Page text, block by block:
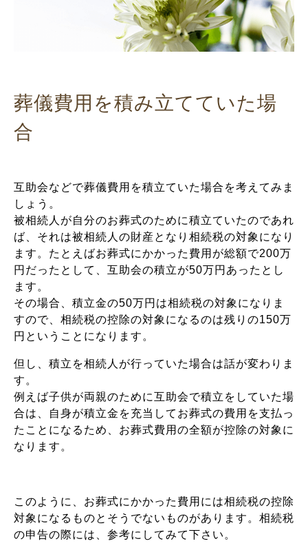
葬儀費用を積み立てていた場
合
互助会などで葬儀費用を積立ていた場合を考えてみま
しょう。
被相続人が自分のお葬式のために積立ていたのであれ
ば、それは被相続人の財産となり相続税の対象になり
ます。たとえばお葬式にかかった費用が総額で200万
円だったとして、互助会の積立が50万円あったとし
ます。
その場合、積立金の50万円は相続税の対象になりま
すので、相続税の控除の対象になるのは残りの150万
円ということになります。
但し、積立を相続人が行っていた場合は話が変わりま
す。
例えば子供が両親のために互助会で積立をしていた場
合は、自身が積立金を充当してお葬式の費用を支払っ
たことになるため、お葬式費用の全額が控除の対象に
なります。
このように、お葬式にかかった費用には相続税の控除
対象になるものとそうでないものがあります。相続税
の申告の際には、参考にしてみて下さい。